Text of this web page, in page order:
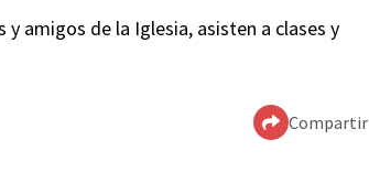
amigos de la Iglesia, asisten a clases y
Compartir